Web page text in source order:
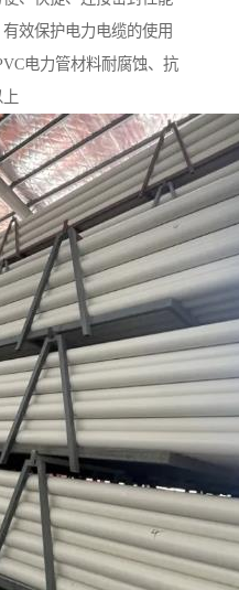
效保护电力电缆的使用
电力管材料耐腐蚀、抗